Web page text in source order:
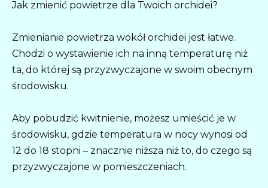
Jak zmienić powietrze dla Twoich orchidei?
Zmienianie powietrza wokół orchidei jest łatwe.
Chodzi o wystawienie ich na inną temperaturę niż
ta, do której są przyzwyczajone w swoim obecnym
środowisku.
Aby pobudzić kwitnienie, możesz umieścić je w
środowisku, gdzie temperatura w nocy wynosi od
12 do 18 stopni – znacznie niższa niż to, do czego są
przyzwyczajone w pomieszczeniach.